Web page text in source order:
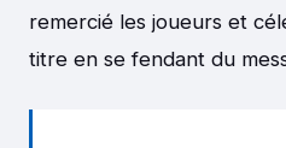
remercié les joueurs et
titre en se fendant du